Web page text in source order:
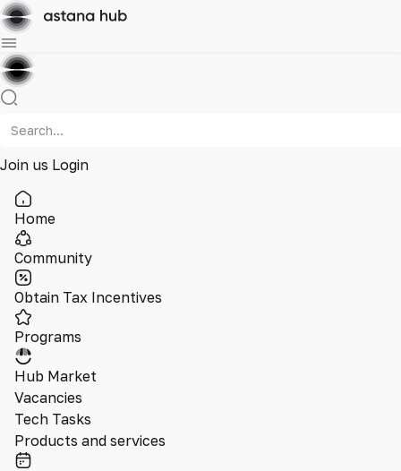
Join us Login
Home
Community
Obtain Tax Incentives
Programs
Hub Market
Vacancies
Tech Tasks
Products and services